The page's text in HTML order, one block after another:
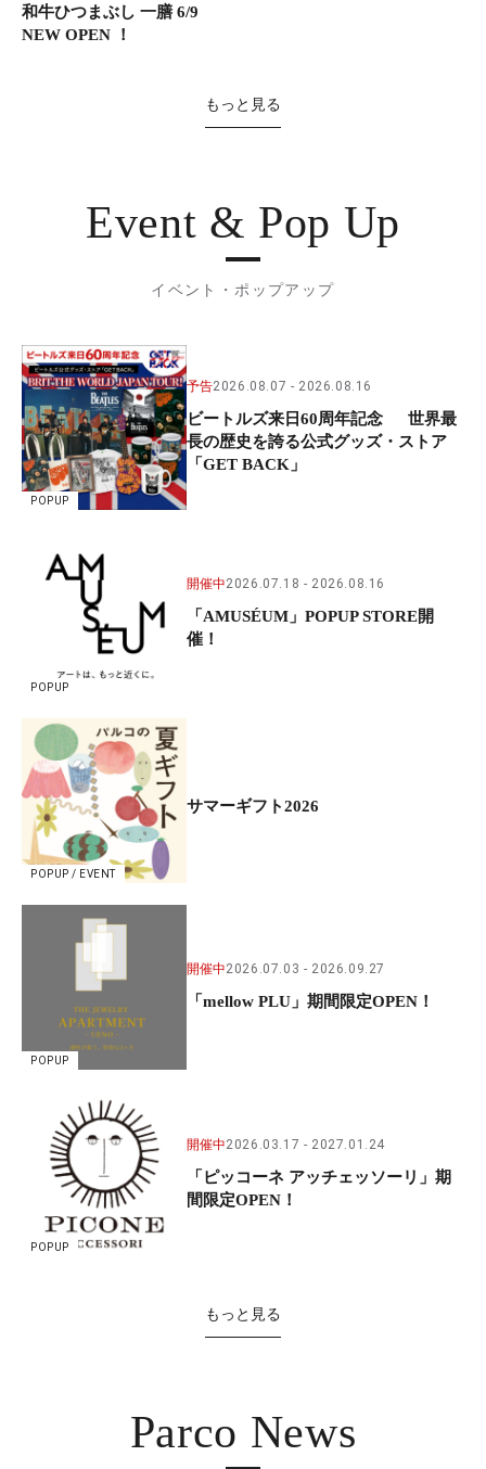
和牛ひつまぶし 一膳 6/9
NEW OPEN ！
もっと見る
Event & Pop Up
イベント・ポップアップ
POPUP
予告2026.08.07 2026.08.16
ビートルズ来日60周年記念 世界最
長の歴史を誇る公式グッズ・ストア
「GET BACK」
POPUP
開催中2026.07.18 2026.08.16
「AMUSÉUM」POPUP STORE開
催！
POPUP / EVENT
サマーギフト2026
POPUP
開催中2026.07.03 2026.09.27
「mellow PLU」期間限定OPEN！
POPUP
開催中2026.03.17 2027.01.24
「ピッコーネ アッチェッソーリ」期
間限定OPEN！
もっと見る
Parco News